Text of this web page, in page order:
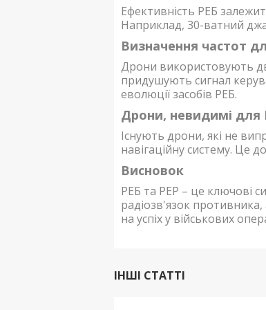
Ефективність РЕБ
Наприклад, 30-ватний
Визначення частот
Дрони використовують
придушують сигнал
еволюції засобів РЕБ.
Дрони, невидимі для
Існують дрони, які не
навігаційну систему. Це
Висновок
РЕБ та РЕР – це ключові
радіозв'язок
на успіх у військових
ІНШІ СТАТТІ